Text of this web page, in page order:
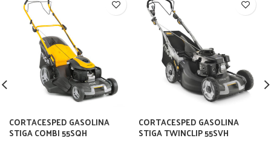
CORTACESPED GASOLINA
STIGA COMBI 55SQH
CORTACESPED GASOLINA
STIGA TWINCLIP 55SVH